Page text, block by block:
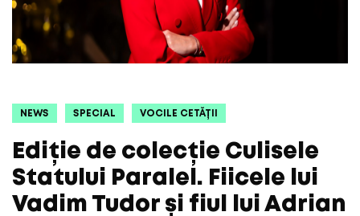
NEWS SPECIAL VOCILE CETĂȚII
Ediție de colecție Culisele
Statului Paralel. Fiicele lui
Vadim Tudor și fiul lui Adrian